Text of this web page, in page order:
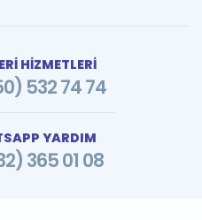
HİZMETLERİ
532 74 74
YARDIM
365 01 08